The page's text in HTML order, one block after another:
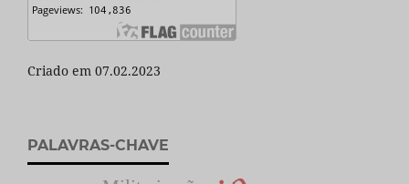
Criado em 07.02.2023
PALAVRAS-CHAVE